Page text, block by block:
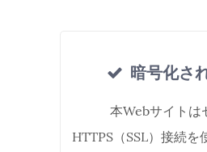
暗号化さ
本Webサイトは
HTTPS（SSL）接続を